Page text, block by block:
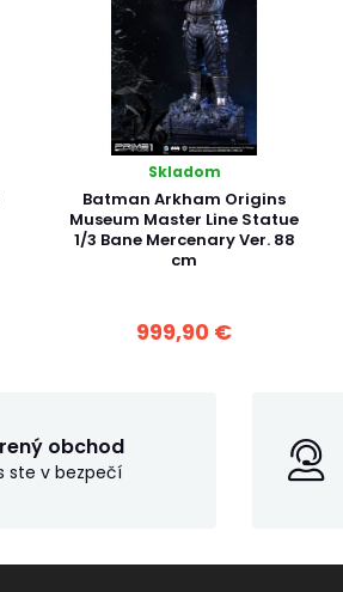
Skladom
Batman Arkham Origins
Museum Master Line Statue
1/3 Bane Mercenary Ver. 88
cm
999,90 €
obchod
ste v bezpečí